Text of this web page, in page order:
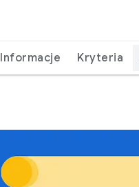
Informacje Kryteria